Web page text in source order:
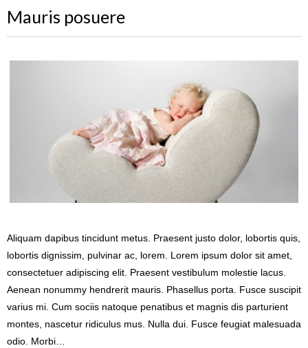
Mauris posuere
Aliquam dapibus tincidunt metus. Praesent justo dolor, lobortis quis,
lobortis dignissim, pulvinar ac, lorem. Lorem ipsum dolor sit amet,
consectetuer adipiscing elit. Praesent vestibulum molestie lacus.
Aenean nonummy hendrerit mauris. Phasellus porta. Fusce suscipit
varius mi. Cum sociis natoque penatibus et magnis dis parturient
montes, nascetur ridiculus mus. Nulla dui. Fusce feugiat malesuada
odio. Morbi…